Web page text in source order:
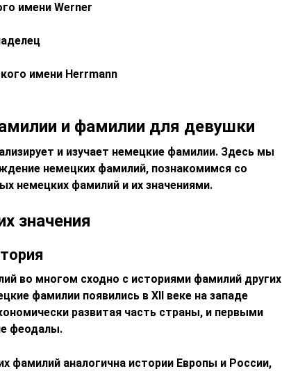
имени Werner
имени Herrmann
и фамилии для девушки
и изучает немецкие фамилии. Здесь мы
немецких фамилий, познакомимся со
немецких фамилий и их значениями.
значения
во многом сходно с историями фамилий других
фамилии появились в XII веке на западе
развитая часть страны, и первыми
феодалы.
фамилий аналогична истории Европы и России,